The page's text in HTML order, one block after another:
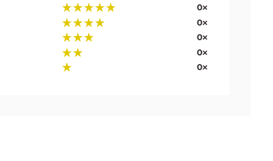
0×
0×
0×
0×
0×